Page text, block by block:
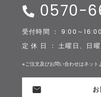
0570-
受付時間 ： 9:00～16:00
定 休 日 ： 土曜日、日
※ご注文及びお問い合わせはネット